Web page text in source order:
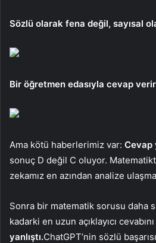
Sözlü olarak fena değil, sayısal
Bir öğretmen edasıyla cevap
Ama kötü haberlerimiz var: Cevap
sonuç D değil C oluyor.
zekamız en azından analize
Sonra bir matematik sorusu daha
kadarki en uzun açıklayıcı
yanlıştı.ChatGPT’nin sözlü